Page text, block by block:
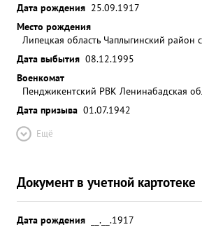
Дата рождения 25.09.1917
Место рождения
Липецкая область Чаплыгинский район
Дата выбытия 08.12.1995
Военкомат
Пенджикентский РВК Ленинабадская
Дата призыва 01.07.1942
Ещё
Документ в учетной картотеке
Дата рождения
__.__.1917